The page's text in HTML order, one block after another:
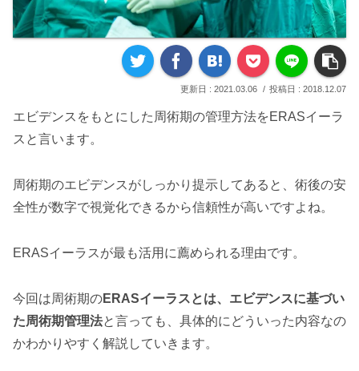
2021.03.06 2018.12.07
エビデンスをもとにした周術期の管理方法をERASイーラ
スと言います。
周術期のエビデンスがしっかり提示してあると、術後の安
全性が数字で視覚化できるから信頼性が高いですよね。
ERASイーラスが最も活用に薦められる理由です。
今回は周術期のERASイーラスとは、エビデンスに基づい
た周術期管理法と言っても、具体的にどういった内容なの
かわかりやすく解説していきます。